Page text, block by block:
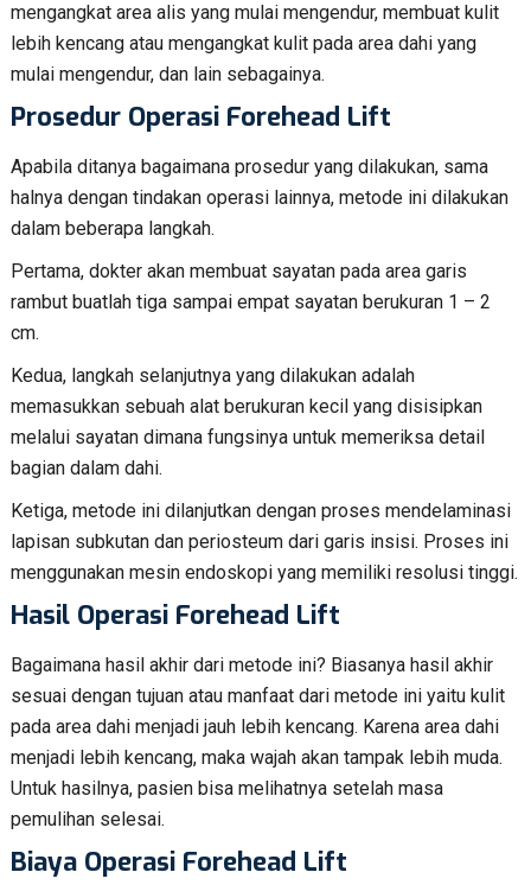
mengangkat area alis yang mulai mengendur, membuat kulit
lebih kencang atau mengangkat kulit pada area dahi yang
mulai mengendur, dan lain sebagainya.
Prosedur Operasi Forehead Lift
Apabila ditanya bagaimana prosedur yang dilakukan, sama
halnya dengan tindakan operasi lainnya, metode ini dilakukan
dalam beberapa langkah.
Pertama, dokter akan membuat sayatan pada area garis
rambut buatlah tiga sampai empat sayatan berukuran 1 – 2
cm.
Kedua, langkah selanjutnya yang dilakukan adalah
memasukkan sebuah alat berukuran kecil yang disisipkan
melalui sayatan dimana fungsinya untuk memeriksa detail
bagian dalam dahi.
Ketiga, metode ini dilanjutkan dengan proses mendelaminasi
lapisan subkutan dan periosteum dari garis insisi. Proses ini
menggunakan mesin endoskopi yang memiliki resolusi tinggi.
Hasil Operasi Forehead Lift
Bagaimana hasil akhir dari metode ini? Biasanya hasil akhir
sesuai dengan tujuan atau manfaat dari metode ini yaitu kulit
pada area dahi menjadi jauh lebih kencang. Karena area dahi
menjadi lebih kencang, maka wajah akan tampak lebih muda.
Untuk hasilnya, pasien bisa melihatnya setelah masa
pemulihan selesai.
Biaya Operasi Forehead Lift